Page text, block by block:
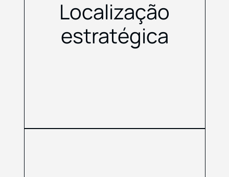
Localização
estratégica